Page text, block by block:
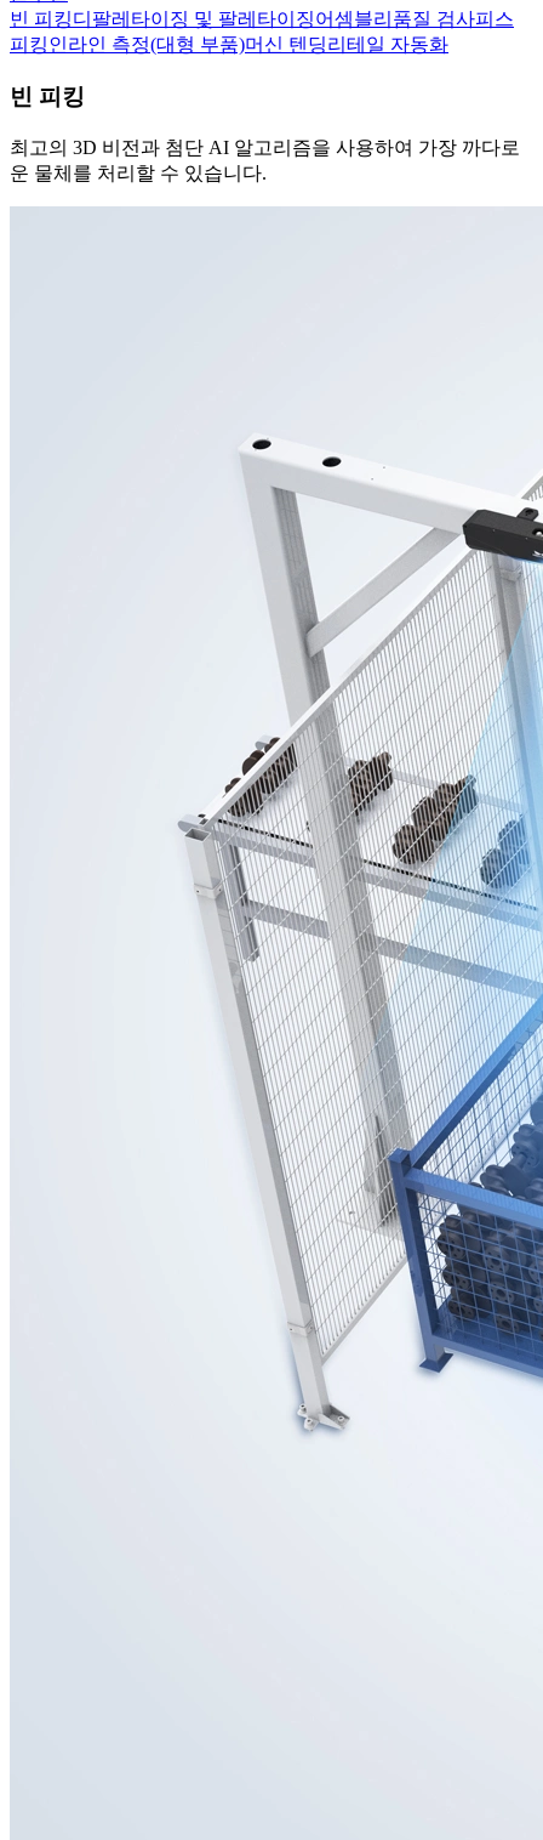
빈 피킹디팔레타이징 및 팔레타이징어셈블리 품질 검사피스
피킹인라인 측정(대형 부품)머신 텐딩리테일 자동화
빈 피킹
최고의 3D 비전과 첨단 AI 알고리즘을 사용하여 가장 까다로
운 물체를 처리할 수 있습니다.